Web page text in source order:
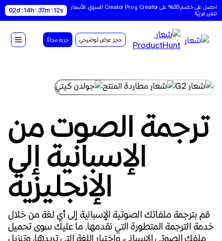
تتغير قريبًا!
02d : 14h : 37m : 11s
حجز عرض توضيحي جربه مجانًا
ترجمة الصوت من
الإسبانية إلى
الإنجليزية
قم بترجمة ملفاتك الصوتية الإسبانية إلى أي لغة من خلال
خدمة الترجمة المتطورة التي نقدمها. ما عليك سوى تحميل
ملفك الصوتي الإسباني، واختيار اللغة التي تريدها، وتنزيل